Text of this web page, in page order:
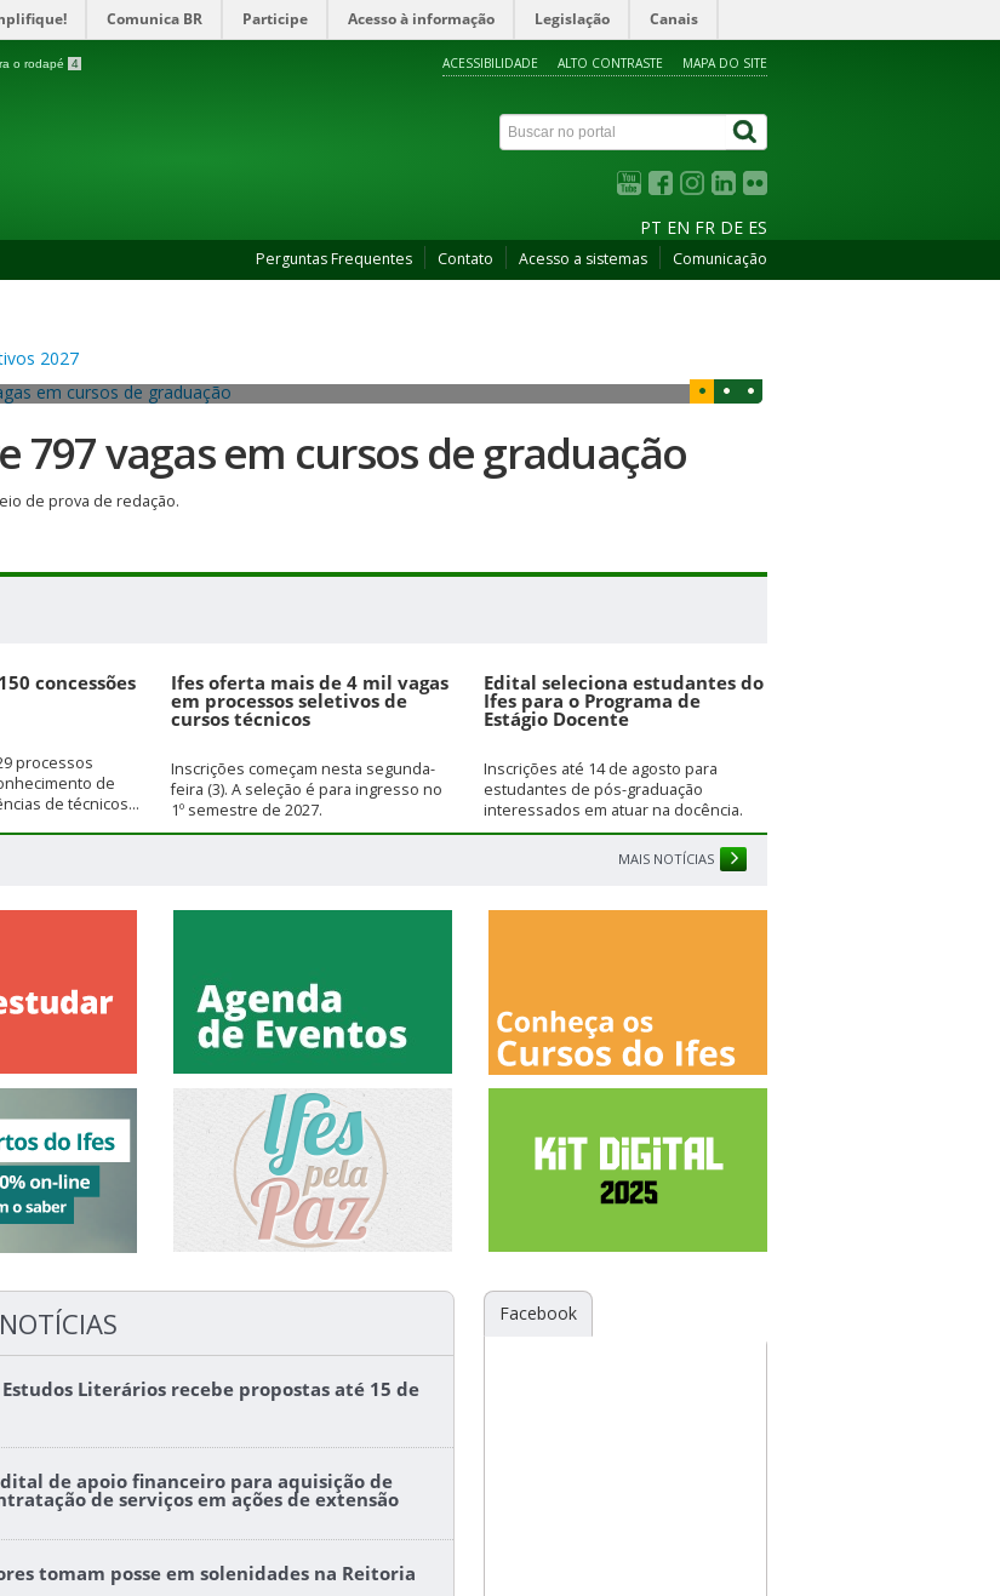
Comunica BR Participe Acesso à informação Legislação Canais
o rodapé 4 ACESSIBILIDADE ALTO CONTRASTE MAPA DO SITE
PT EN FR DE ES
Perguntas Frequentes Contato Acesso a sistemas Comunicação
797 vagas em cursos de graduação
de prova de redação.
concessões
processos
de
de técnicos...
Ifes oferta mais de 4 mil vagas
em processos seletivos de
cursos técnicos
Inscrições começam nesta segunda-
feira (3). A seleção é para ingresso no
1º semestre de 2027.
Edital seleciona estudantes do
Ifes para o Programa de
Estágio Docente
Inscrições até 14 de agosto para
estudantes de pós-graduação
interessados em atuar na docência.
MAIS NOTÍCIAS
Estudos Literários recebe propostas até 15 de
de apoio financeiro para aquisição de
de serviços em ações de extensão
tomam posse em solenidades na Reitoria
Facebook